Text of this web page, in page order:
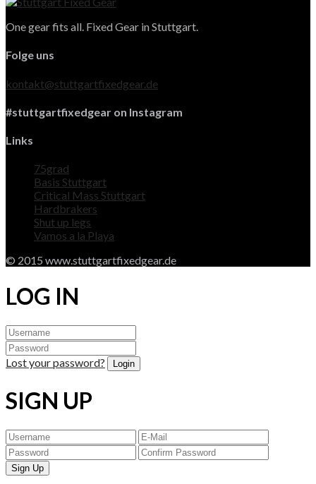
One gear fits all. Fixed Gear in Stuttgart.
Folge uns
kontakt@stuttgartfixedgear.de
#stuttgartfixedgear on Instagram
Links
75grad
Basis Stuttgart
Critical Mass Stuttgart
Hardbrakers
Shut up legs
Vamos a la Playa
© 2015 www.stuttgartfixedgear.de
LOG IN
Lost your password?
SIGN UP